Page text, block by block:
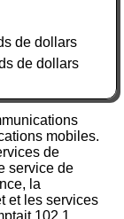
de dollars
de dollars
mobiles.
de
service de
la
et les services